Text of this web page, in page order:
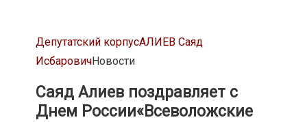
Депутатский корпусАЛИЕВ Саяд
ИсбаровичНовости
Саяд Алиев поздравляет с
Днем России«Всеволожские